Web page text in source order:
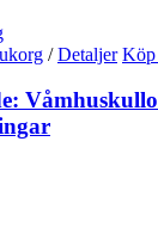
/ Detaljer Köp